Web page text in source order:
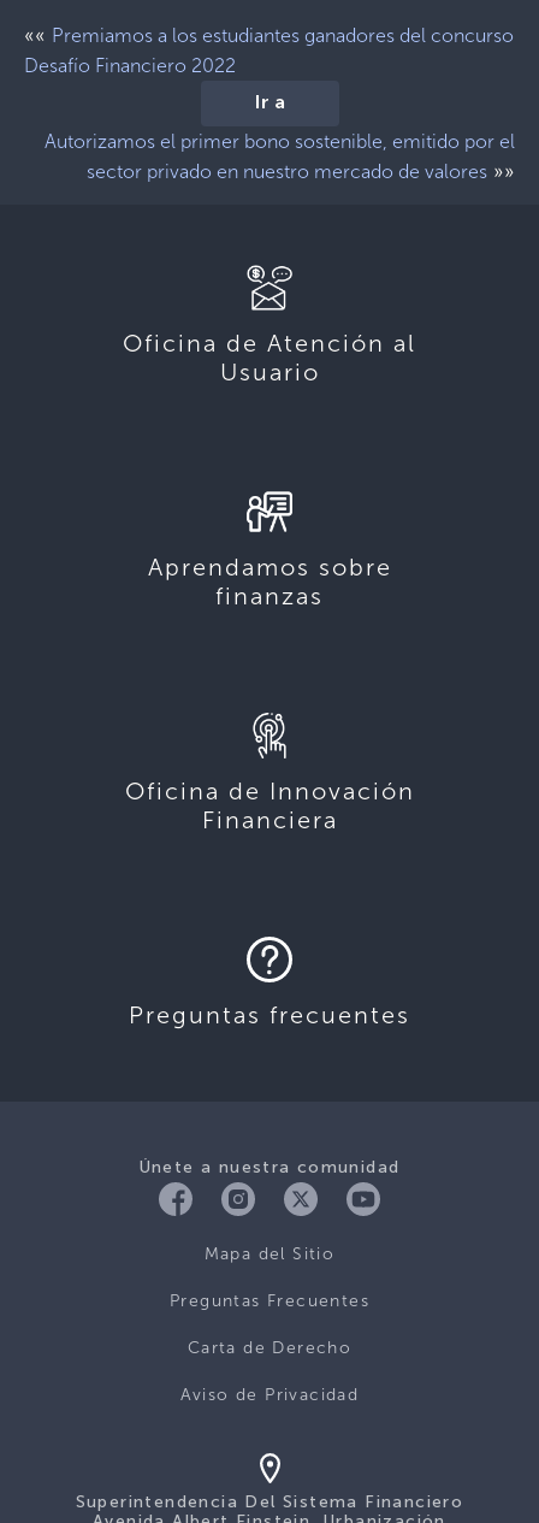
«« Premiamos a los estudiantes ganadores del concurso
Desafío Financiero 2022
Ir a
Autorizamos el primer bono sostenible, emitido por el
sector privado en nuestro mercado de valores »»
Oficina de Atención al
Usuario
Aprendamos sobre
finanzas
Oficina de Innovación
Financiera
Preguntas frecuentes
Únete a nuestra comunidad
Mapa del Sitio
Preguntas Frecuentes
Carta de Derecho
Aviso de Privacidad
Superintendencia Del Sistema Financiero